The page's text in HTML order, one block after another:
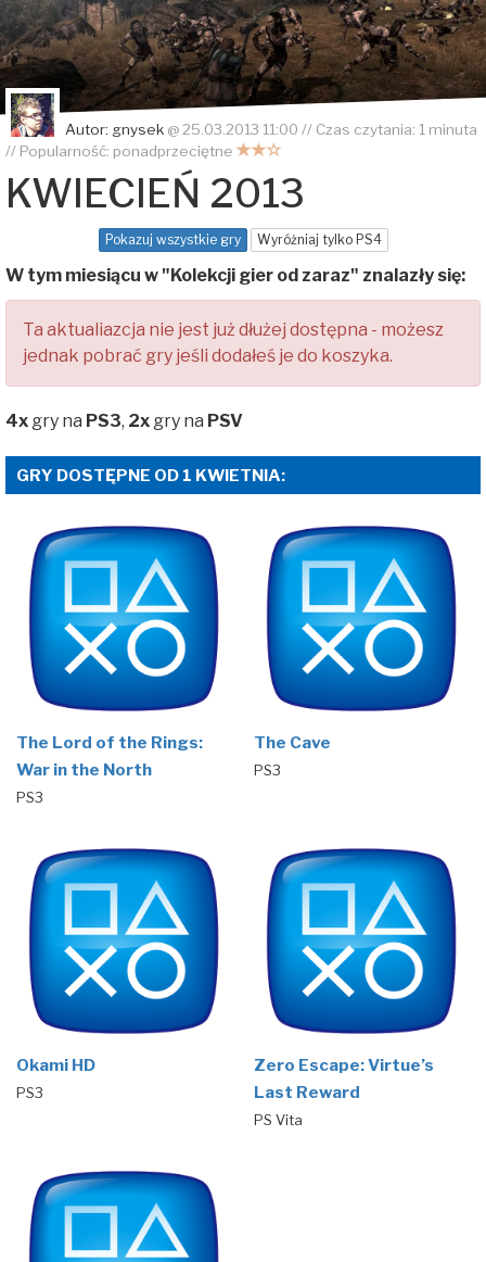
Autor: gnysek @25.03.2013 11:00 // Czas czytania: 1 minuta
// Popularność: ponadprzeciętne
KWIECIEŃ 2013
Pokazuj wszystkie gry Wyróżniaj tylko PS4
W tym miesiącu w "Kolekcji gier od zaraz" znalazły się:
Ta aktualiazcja nie jest już dłużej dostępna - możesz
jednak pobrać gry jeśli dodałeś je do koszyka.
4x gry na PS3, 2x gry na PSV
GRY DOSTĘPNE OD 1 KWIETNIA:
The Lord of the Rings:
War in the North
PS3
The Cave
PS3
Okami HD
PS3
Zero Escape: Virtue’s
Last Reward
PS Vita